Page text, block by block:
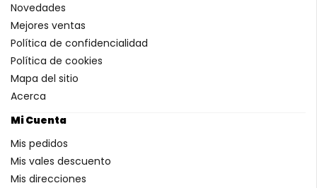
Novedades
Mejores ventas
Política de confidencialidad
Política de cookies
Mapa del sitio
Acerca
Mi Cuenta
Mis pedidos
Mis vales descuento
Mis direcciones